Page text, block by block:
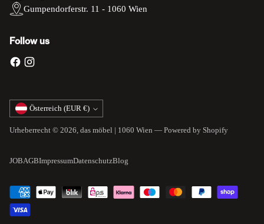
Gumpendorferstr. 11 - 1060 Wien
Follow us
Währung Österreich (EUR €)
Urheberrecht © 2026, das möbel | 1060 Wien — Powered by Shopify
JOBAGBImpressumDatenschutzBlog